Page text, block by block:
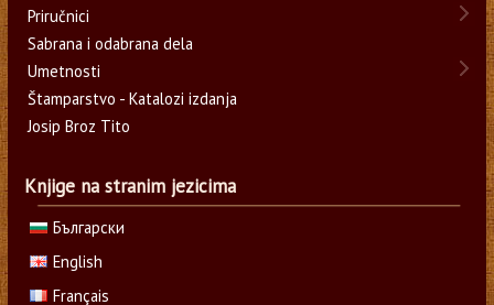
Priručnici
Sabrana i odabrana dela
Umetnosti
Štamparstvo - Katalozi izdanja
Josip Broz Tito
Knjige na stranim jezicima
Български
English
Français